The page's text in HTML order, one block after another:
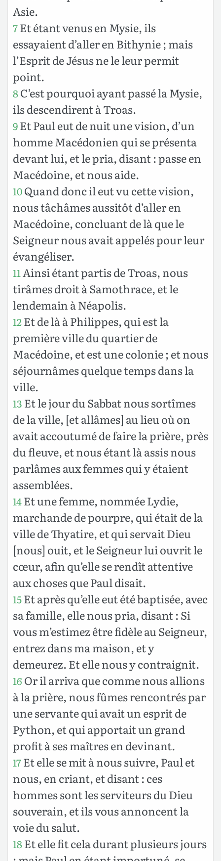
Asie.
7Et étant venus en Mysie, ils
essayaient d’aller en Bithynie ; mais
l’Esprit de Jésus ne le leur permit
point.
8C’est pourquoi ayant passé la Mysie,
ils descendirent à Troas.
9Et Paul eut de nuit une vision, d’un
homme Macédonien qui se présenta
devant lui, et le pria, disant : passe en
Macédoine, et nous aide.
10Quand donc il eut vu cette vision,
nous tâchâmes aussitôt d’aller en
Macédoine, concluant de là que le
Seigneur nous avait appelés pour leur
évangéliser.
11 Ainsi étant partis de Troas, nous
tirâmes droit à Samothrace, et le
lendemain à Néapolis.
12Et de là à Philippes, qui est la
première ville du quartier de
Macédoine, et est une colonie ; et nous
séjournâmes quelque temps dans la
ville.
13 Et le jour du Sabbat nous sortîmes
de la ville, [et allâmes] au lieu où on
avait accoutumé de faire la prière, près
du fleuve, et nous étant là assis nous
parlâmes aux femmes qui y étaient
assemblées.
14Et une femme, nommée Lydie,
marchande de pourpre, qui était de la
ville de Thyatire, et qui servait Dieu
[nous] ouit, et le Seigneur lui ouvrit le
cœur, afin qu’elle se rendît attentive
aux choses que Paul disait.
15Et après qu’elle eut été baptisée, avec
sa famille, elle nous pria, disant : Si
vous m’estimez être fidèle au Seigneur,
entrez dans ma maison, et y
demeurez. Et elle nous y contraignit.
16 Or il arriva que comme nous allions
à la prière, nous fûmes rencontrés par
une servante qui avait un esprit de
Python, et qui apportait un grand
profit à ses maîtres en devinant.
17Et elle se mit à nous suivre, Paul et
nous, en criant, et disant : ces
hommes sont les serviteurs du Dieu
souverain, et ils vous annoncent la
voie du salut.
18Et elle fit cela durant plusieurs jours